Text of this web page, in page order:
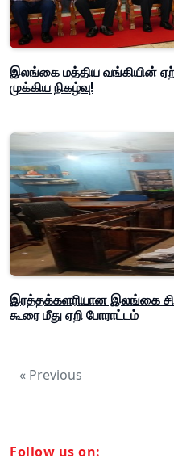
இலங்கை மத்திய வங்கியின்
முக்கிய நிகழ்வு!
இரத்தக்களரியான இலங்கை
கூரை மீது ஏறி போராட்டம்
« Previous
Follow us on: